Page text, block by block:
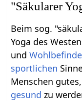
"Säkularer
Beim sog.
Yoga des
und
sportlichen
Menschen
gesund zu